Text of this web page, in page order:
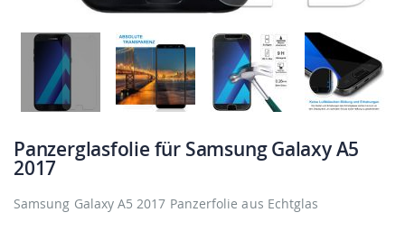
Panzerglasfolie für Samsung Galaxy A5
2017
Samsung Galaxy A5 2017 Panzerfolie aus Echtglas